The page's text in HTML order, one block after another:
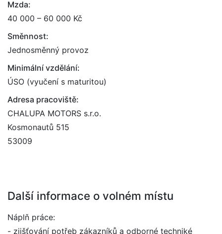
Mzda:
40 000 – 60 000 Kč
Směnnost:
Jednosměnný provoz
Minimální vzdělání:
ÚSO (vyučení s maturitou)
Adresa pracoviště:
CHALUPA MOTORS s.r.o.
Kosmonautů 515
53009
Další informace o volném místu
Náplň práce:
- zjišťování potřeb zákazníků a odborné techniké